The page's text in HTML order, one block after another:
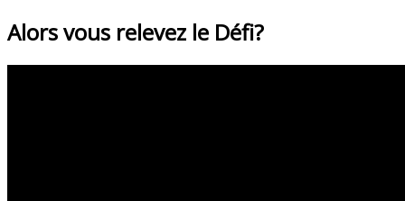
Alors vous relevez le Défi?